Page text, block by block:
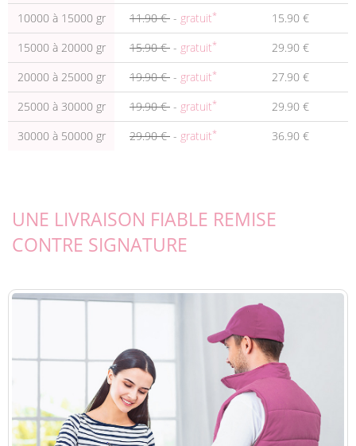
10000 à 15000 gr
11.90 € - gratuit*
15.90 €
15000 à 20000 gr
15.90 € - gratuit*
29.90 €
20000 à 25000 gr
19.90 € - gratuit*
27.90 €
25000 à 30000 gr
19.90 € - gratuit*
29.90 €
30000 à 50000 gr
29.90 € - gratuit* 36.90 €
UNE LIVRAISON FIABLE REMISE
CONTRE SIGNATURE